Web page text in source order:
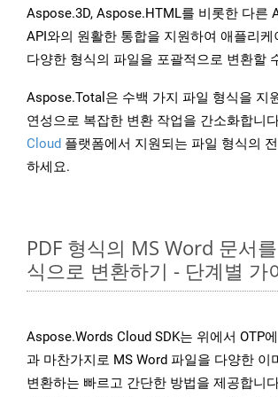
Aspose.3D, Aspose.HTML를 비롯한 다른
API와의 원활한 통합을 지원하여 애플리케
다양한 형식의 파일을 포괄적으로 변환할
Aspose.Total은 수백 가지 파일 형식을 지
연성으로 복잡한 변환 작업을 간소화합니
Cloud 플랫폼에서 지원되는 파일 형식의
하세요.
PDF 형식의 MS Word 문서
식으로 변환하기 - 단계별 가
Aspose.Words Cloud SDK는 위에서 OTP
과 마찬가지로 MS Word 파일을 다양한 이
변환하는 빠르고 간단한 방법을 제공합니